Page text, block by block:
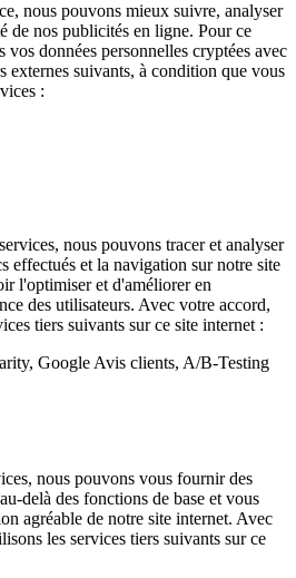
nous pouvons mieux suivre, analyser
de nos publicités en ligne. Pour ce
vos données personnelles cryptées avec
externes suivants, à condition que vous
:
nous pouvons tracer et analyser
effectués et la navigation sur notre site
l'optimiser et d'améliorer en
des utilisateurs. Avec votre accord,
tiers suivants sur ce site internet :
Google Avis clients, A/B-Testing
nous pouvons vous fournir des
delà des fonctions de base et vous
agréable de notre site internet. Avec
les services tiers suivants sur ce